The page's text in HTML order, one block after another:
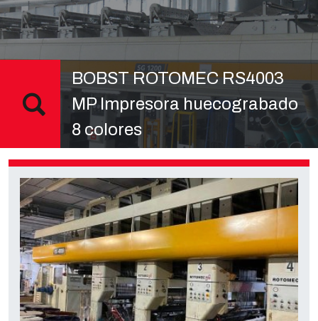
BOBST ROTOMEC RS4003
MP Impresora huecograbado
8 colores